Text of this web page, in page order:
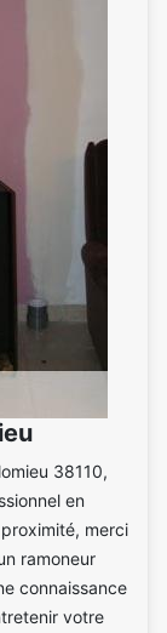
38110,
en
merci
ramoneur
connaissance
votre